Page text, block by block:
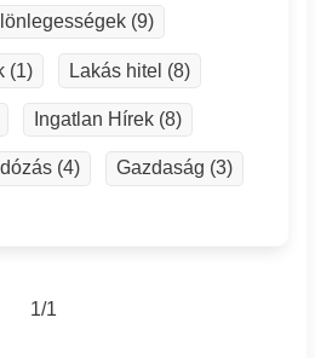
1/1
(9)
(1) Lakás hitel (8)
Ingatlan Hírek (8)
(4) Gazdaság (3)